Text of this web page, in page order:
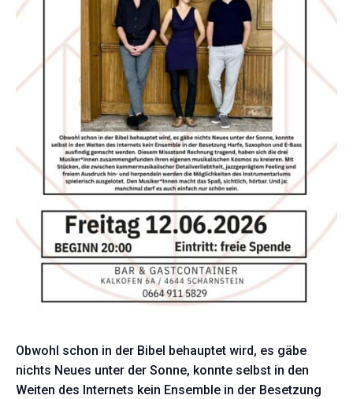
Obwohl schon in der Bibel behauptet wird, es gäbe
nichts Neues unter der Sonne, konnte selbst in den
Weiten des Internets kein Ensemble in der Besetzung